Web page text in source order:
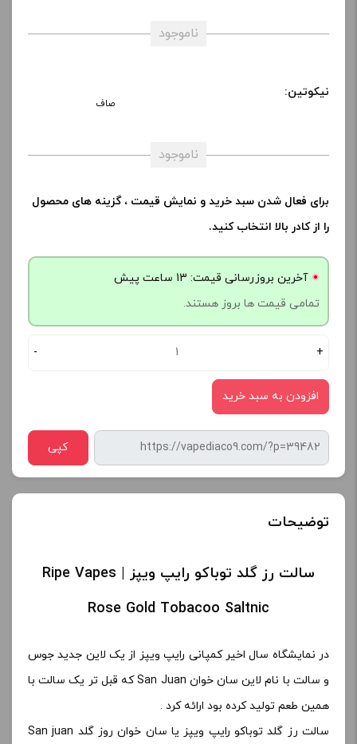
ناموجود
نیکوتین:
صاف
ناموجود
برای فعال شدن سبد خرید و نمایش قیمت ، گزینه های محصول
را از کادر بالا انتخاب کنید.
آخرین بروزرسانی قیمت: 13 ساعت پیش
تمامی قیمت ها بروز هستند.
- +
افزودن به سبد خرید
کپی
توضیحات
سالت رز گلد توباکو رایپ ویپز | Ripe Vapes
Rose Gold Tobacoo Saltnic
در نمایشگاه سال اخیر کمپانی رایپ ویپز از یک لاین جدید جوس
و سالت با نام لاین سان خوان San Juan که قبل تر یک سالت با
همین طعم تولید کرده بود ارائه کرد .
سالت رز گلد توباکو رایپ ویپز یا سان خوان روز گلد San juan